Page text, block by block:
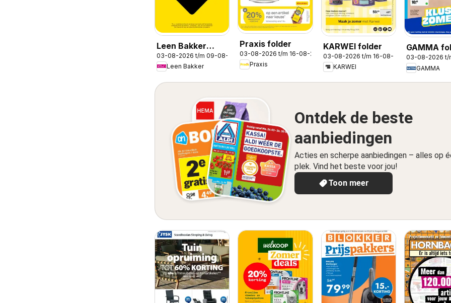
Leen Bakker
folder
03-08-2026 t/m 09-08-2026
Leen Bakker
Praxis folder
03-08-2026 t/m 16-08-2026
Praxis
KARWEI folder
03-08-2026 t/m 16-08-2026
KARWEI
GAMMA
03-08-2026 t/
GAMMA
Ontdek de beste
aanbiedingen
Acties en scherpe aanbiedingen – alles op
plek. Vind het beste voor jou!
Toon meer